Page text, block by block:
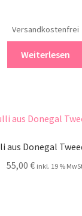
Versandkostenfrei
Weiterlesen
aus Donegal
55,00 € inkl. 19 %